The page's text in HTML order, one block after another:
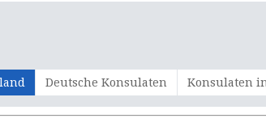
Deutsche Konsulaten Konsulaten